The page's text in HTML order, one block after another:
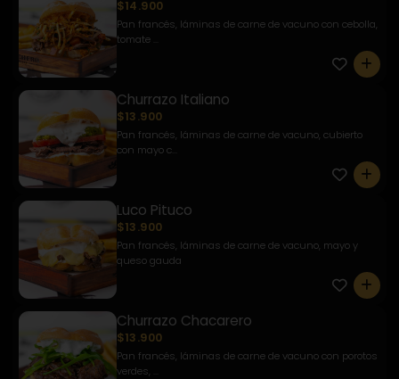
$14.900
Pan francés, láminas de carne de vacuno con cebolla,
tomate ...
0
Churrazo Italiano
$13.900
Pan francés, láminas de carne de vacuno, cubierto
con mayo c...
0
Luco Pituco
$13.900
Pan francés, láminas de carne de vacuno, mayo y
queso gauda
0
Churrazo Chacarero
$13.900
Pan francés, láminas de carne de vacuno con porotos
verdes, ...